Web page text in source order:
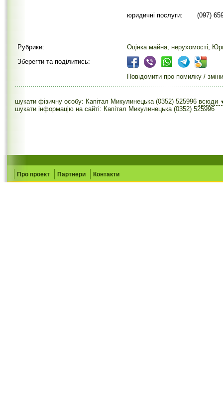
юридичні послуги: (097)
Рубрики: Оцінка майна, нерухомості,
Зберегти та поділитись:
Повідомити про помилку / зміни
шукати фізичну особу: Капітал Микулинецька (0352) 525996 всюди
шукати інформацію на сайті: Капітал Микулинецька (0352) 525996
Про проект Партнери Контакти